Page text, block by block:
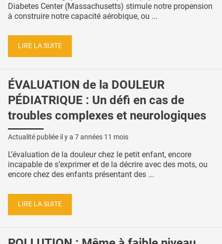
Diabetes Center (Massachusetts) stimule notre propension
à construire notre capacité aérobique, ou ...
LIRE LA SUITE
ÉVALUATION de la DOULEUR
PÉDIATRIQUE : Un défi en cas de
troubles complexes et neurologiques
Actualité publiée il y a 7 années 11 mois
L’évaluation de la douleur chez le petit enfant, encore
incapable de s’exprimer et de la décrire avec des mots, ou
encore chez des enfants présentant des ...
LIRE LA SUITE